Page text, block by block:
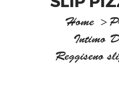
Home >
Intimo
Reggiseno